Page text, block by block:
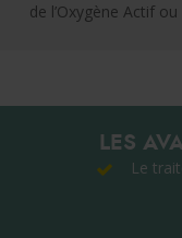
de l’Oxygène Actif
LES
Le